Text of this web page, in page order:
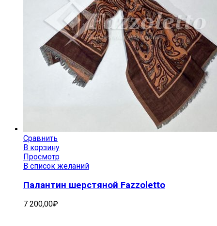
Сравнить
В корзину
Просмотр
В список желаний
Палантин шерстяной Fazzoletto
7 200,00₽